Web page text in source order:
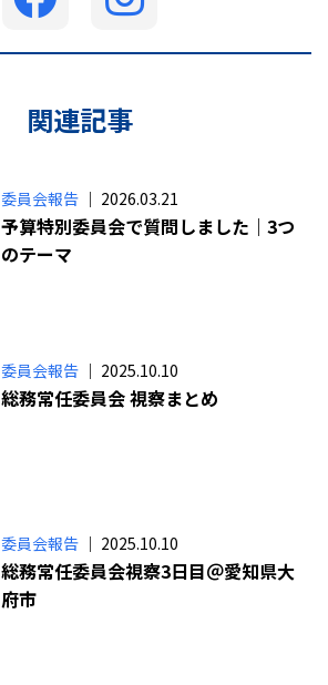
関連記事
委員会報告｜ 2026.03.21
予算特別委員会で質問しました｜3つ
のテーマ
委員会報告｜ 2025.10.10
総務常任委員会 視察まとめ
委員会報告｜ 2025.10.10
総務常任委員会視察3日目＠愛知県大
府市